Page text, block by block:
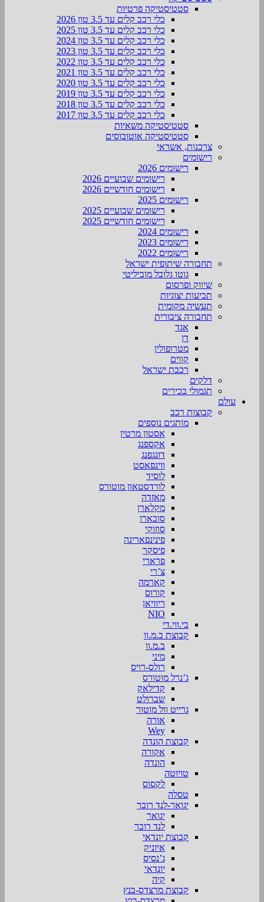
סטטיסטיקה פרטיות
כלי רכב קלים עד 3.5 טון 2026
כלי רכב קלים עד 3.5 טון 2025
כלי רכב קלים עד 3.5 טון 2024
כלי רכב קלים עד 3.5 טון 2023
כלי רכב קלים עד 3.5 טון 2022
כלי רכב קלים עד 3.5 טון 2021
כלי רכב קלים עד 3.5 טון 2020
כלי רכב קלים עד 3.5 טון 2019
כלי רכב קלים עד 3.5 טון 2018
כלי רכב קלים עד 3.5 טון 2017
סטטיסטיקה משאיות
סטטיסטיקה אוטובוסים
צרכנות, אשראי
רישומים
רישומים 2026
רישומים שבועיים 2026
רישומים חודשיים 2026
רישומים 2025
רישומים שבועיים 2025
רישומים חודשיים 2025
רישומים 2024
רישומים 2023
רישומים 2022
תחבורה שיתופית ישראל
גוטו גלובל מוביליטי
שיווק ופרסום
תביעות יצוגיות
תעשיה מקומית
תחבורה ציבורית
אגד
דן
מטרופולין
קווים
רכבת ישראל
דלקים
תגמולי בכירים
עולם
קבוצות רכב
מותגים נוספים
אסטון מרטין
אקספנג
דונגפנג
ווינפאסט
לוסיד
לורדסטאון מוטורס
מאזדה
מקלארן
סובארו
סוזוקי
פינינפארינה
פיסקר
פרארי
צ’רי
קארמה
קורוס
ריוויאן
NIO
בי.ווי.די
קבוצת ב.מ.וו
ב.מ.וו
מיני
רולס-רויס
ג’נרל מוטורס
קדילאק
שברולט
גרייט וול מוטור
אורה
Wey
קבוצת הונדה
אקורה
הונדה
טויוטה
לקסוס
טסלה
יגואר-לנד רובר
יגואר
לנד רובר
קבוצת יונדאי
איוניק
ג’נסיס
יונדאי
קיה
קבוצת מרצדס-בנץ